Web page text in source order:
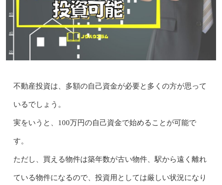
不動産投資は、多額の自己資金が必要と多くの方が思って
いるでしょう。
実をいうと、100万円の自己資金で始めることが可能で
す。
ただし、買える物件は築年数が古い物件、駅から遠く離れ
ている物件になるので、投資用としては厳しい状況になり